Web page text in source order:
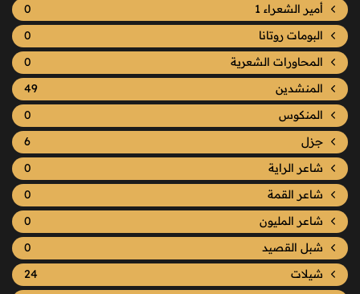
أمير الشعراء 1
0
البومات روتانا
0
المحاورات الشعرية
0
المنشدين
49
المنكوس
0
جزل
6
شاعر الراية
0
شاعر القمة
0
شاعر المليون
0
شبل القصيد
0
شيلات
24